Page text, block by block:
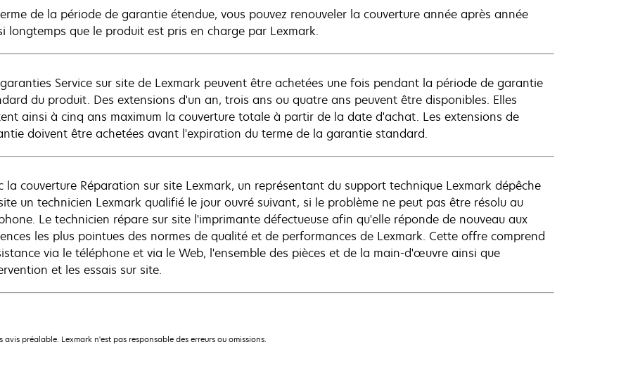
de la période de garantie étendue, vous pouvez renouveler la couverture année après année
longtemps que le produit est pris en charge par Lexmark.
Service sur site de Lexmark peuvent être achetées une fois pendant la période de garantie
du produit. Des extensions d'un an, trois ans ou quatre ans peuvent être disponibles. Elles
ainsi à cinq ans maximum la couverture totale à partir de la date d'achat. Les extensions de
doivent être achetées avant l'expiration du terme de la garantie standard.
la couverture Réparation sur site Lexmark, un représentant du support technique Lexmark dépêche
un technicien Lexmark qualifié le jour ouvré suivant, si le problème ne peut pas être résolu au
Le technicien répare sur site l'imprimante défectueuse afin qu'elle réponde de nouveau aux
les plus pointues des normes de qualité et de performances de Lexmark. Cette offre comprend
via le téléphone et via le Web, l'ensemble des pièces et de la main-d'œuvre ainsi que
et les essais sur site.
préalable. Lexmark n'est pas responsable des erreurs ou omissions.